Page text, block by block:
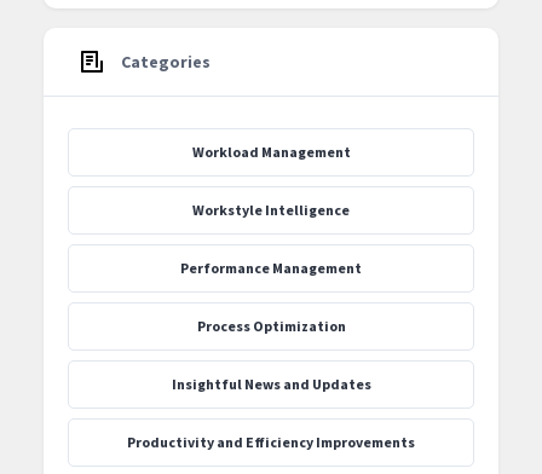
Categories
Workload Management
Workstyle Intelligence
Performance Management
Process Optimization
‍Insightful News and Updates
Productivity and Efficiency Improvements